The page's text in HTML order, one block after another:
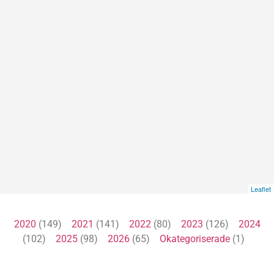
Leaflet
2020 (149) 2021 (141) 2022(80) 2023 (126) 2024
(102) 2025(98) 2026(65) Okategoriserade(1)